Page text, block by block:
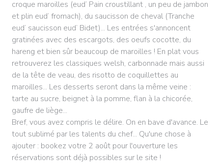
croque maroilles (eud’ Pain croustillant , un peu de jambon
et plin eud’ fromach), du saucisson de cheval (Tranche
eud’ saucisson eud’ Bidet)... Les entrées s'annoncent
gratinées avec des escargots, des oeufs cocotte, du
hareng et bien sûr beaucoup de maroilles ! En plat vous
retrouverez les classiques welsh, carbonnade mais aussi
de la tête de veau, des risotto de coquillettes au
maroilles... Les desserts seront dans la même veine :
tarte au sucre, beignet à la pomme, flan à la chicorée,
gaufre de liège...
Bref, vous avez compris le délire. On en bave d'avance. Le
tout sublimé par les talents du chef... Qu'une chose à
ajouter : bookez votre 2 août pour l'ouverture les
réservations sont déjà possibles sur le site !